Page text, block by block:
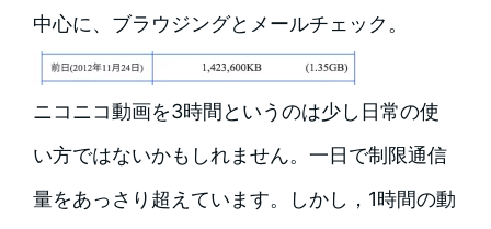
中心に、ブラウジングとメールチェック。
ニコニコ動画を3時間というのは少し日常の使
い方ではないかもしれません。一日で制限通信
量をあっさり超えています。しかし，1時間の動